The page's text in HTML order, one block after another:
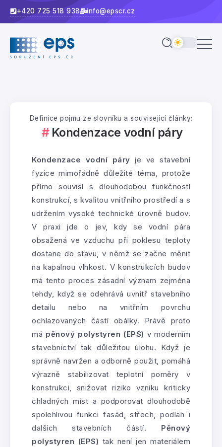
+420 725 518 938 info@epscr.cz
Definice pojmu ze slovníku a související články:
Kondenzace vodní páry
Kondenzace vodní páry je ve stavební
fyzice mimořádně důležité téma, protože
přímo souvisí s dlouhodobou funkčností
konstrukcí, s kvalitou vnitřního prostředí a s
udržením vysoké technické úrovně budov.
V praxi jde o jev, kdy se vodní pára
obsažená ve vzduchu při poklesu teploty
dostane do stavu, v němž se začne měnit
na kapalnou vlhkost. V konstrukcích budov
má tento proces zásadní význam zejména
tehdy, když se odehrává uvnitř stavebního
detailu nebo na vnitřním povrchu
ochlazovaných částí obálky. Právě proto
má pěnový polystyren (EPS) v moderním
stavebnictví tak důležitou úlohu. Když je
správně navržen a odborně použit, pomáhá
výrazně stabilizovat teplotní poměry v
konstrukci, snižovat riziko vzniku kriticky
chladných míst a podporovat dlouhodobě
spolehlivou funkci fasád, střech, podlah i
dalších stavebních částí. Pěnový
polystyren (EPS) tak není jen materiálem